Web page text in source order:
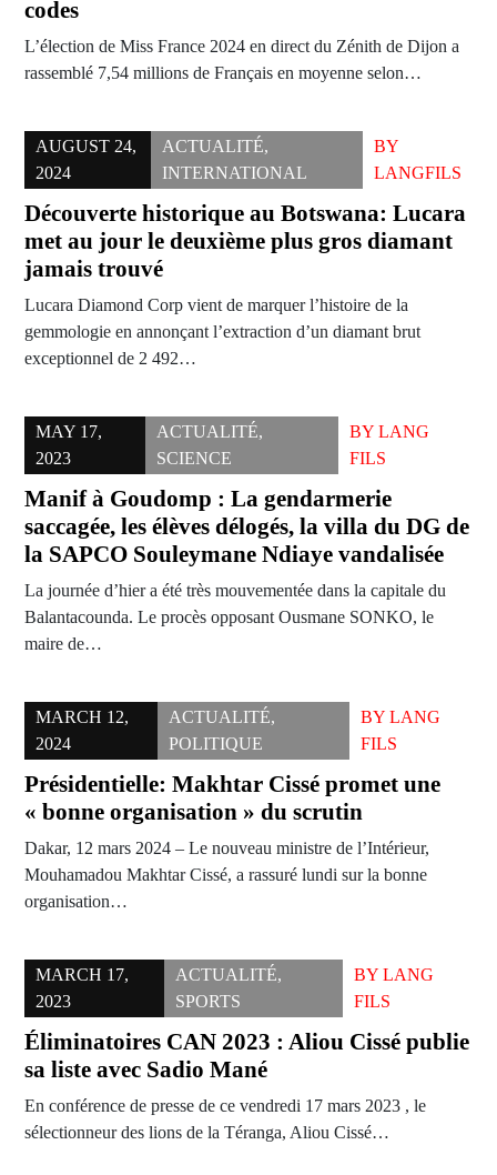
codes
L’élection de Miss France 2024 en direct du Zénith de Dijon a
rassemblé 7,54 millions de Français en moyenne selon…
AUGUST 24,
2024
ACTUALITÉ,
INTERNATIONAL
BY
LANGFILS
Découverte historique au Botswana: Lucara
met au jour le deuxième plus gros diamant
jamais trouvé
Lucara Diamond Corp vient de marquer l’histoire de la
gemmologie en annonçant l’extraction d’un diamant brut
exceptionnel de 2 492…
MAY 17,
2023
ACTUALITÉ,
SCIENCE
BYLANG
FILS
Manif à Goudomp : La gendarmerie
saccagée, les élèves délogés, la villa du DG de
la SAPCO Souleymane Ndiaye vandalisée
La journée d’hier a été très mouvementée dans la capitale du
Balantacounda. Le procès opposant Ousmane SONKO, le
maire de…
MARCH 12,
2024
ACTUALITÉ,
POLITIQUE
BYLANG
FILS
Présidentielle: Makhtar Cissé promet une
« bonne organisation » du scrutin
Dakar, 12 mars 2024 – Le nouveau ministre de l’Intérieur,
Mouhamadou Makhtar Cissé, a rassuré lundi sur la bonne
organisation…
MARCH 17,
2023
ACTUALITÉ,
SPORTS
BYLANG
FILS
Éliminatoires CAN 2023 : Aliou Cissé publie
sa liste avec Sadio Mané
En conférence de presse de ce vendredi 17 mars 2023 , le
sélectionneur des lions de la Téranga, Aliou Cissé…